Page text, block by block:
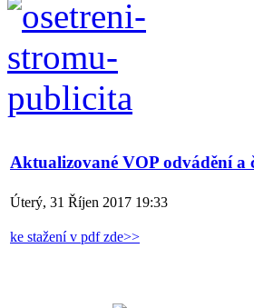
Aktualizované VOP odvádění a
Úterý, 31 Říjen 2017 19:33
ke stažení v pdf zde>>